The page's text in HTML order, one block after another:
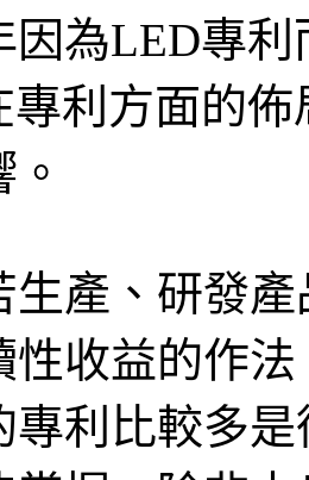
因為LED專
專利方面的
生產、研發
性收益的作
專利比較多